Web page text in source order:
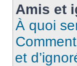
Amis et
À quoi
et